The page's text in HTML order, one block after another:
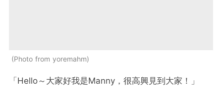
Photo from yoremahm
「Hello～大家好我是Manny，很高興見到大家！」